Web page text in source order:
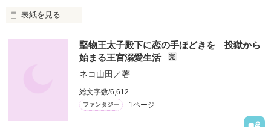
していた。
「どうしても君を独占したくて、僕達は出会ってすぐに結婚し
てしまったからね。いい機会だと思って、もう一度恋人から始
らこの結婚には何か秘密が隠されているようでーー？
表紙を見る
奥手で引っ込み思案な新入社員　×　教育係のエリート社員
佐倉美和（２３）は、新入社員研修時に元読者モデルの同期・
橘さくらと比較され、「じゃない方の佐倉」という不名誉なあ
そんな彼女の教育係で営業部のエリート・幸崎優吾（２８）は
堅物王太子殿下に恋の手ほどきを 投獄から
始まる王宮溺愛生活
完
ネコ山田 ／著
総文字数/6,612
ファンタジー 1ページ